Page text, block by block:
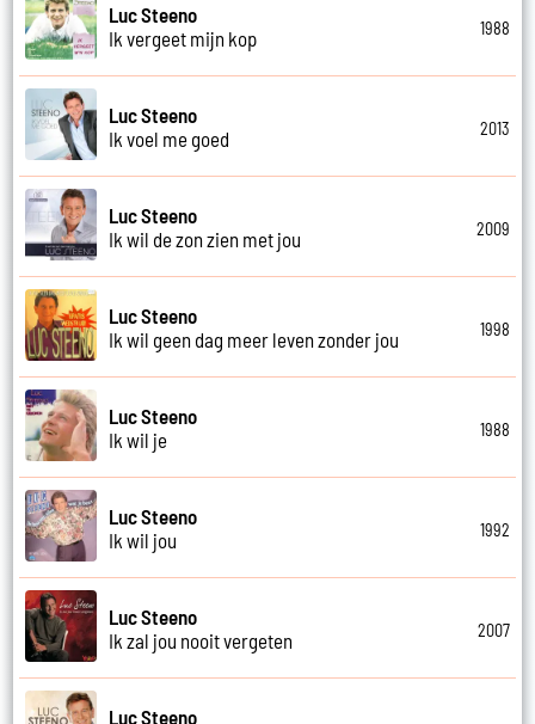
Luc Steeno
Ik vergeet mijn kop
1988
Luc Steeno
Ik voel me goed
2013
Luc Steeno
Ik wil de zon zien met jou
2009
Luc Steeno
Ik wil geen dag meer leven zonder jou
1998
Luc Steeno
Ik wil je
1988
Luc Steeno
Ik wil jou
1992
Luc Steeno
Ik zal jou nooit vergeten
2007
Luc Steeno